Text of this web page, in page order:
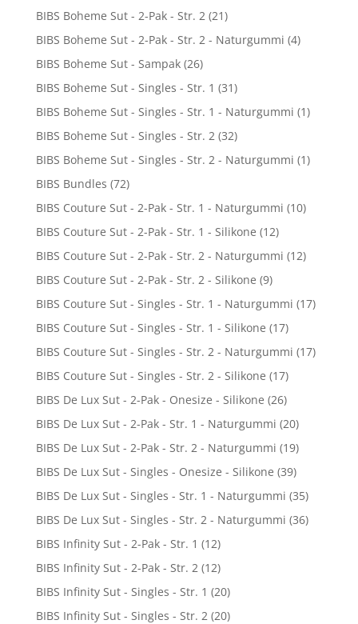
BIBS Boheme Sut - 2-Pak - Str. 2 (21)
BIBS Boheme Sut - 2-Pak - Str. 2 - Naturgummi (4)
BIBS Boheme Sut - Sampak (26)
BIBS Boheme Sut - Singles - Str. 1 (31)
BIBS Boheme Sut - Singles - Str. 1 - Naturgummi (1)
BIBS Boheme Sut - Singles - Str. 2 (32)
BIBS Boheme Sut - Singles - Str. 2 - Naturgummi (1)
BIBS Bundles (72)
BIBS Couture Sut - 2-Pak - Str. 1 - Naturgummi (10)
BIBS Couture Sut - 2-Pak - Str. 1 - Silikone (12)
BIBS Couture Sut - 2-Pak - Str. 2 - Naturgummi (12)
BIBS Couture Sut - 2-Pak - Str. 2 - Silikone (9)
BIBS Couture Sut - Singles - Str. 1 - Naturgummi (17)
BIBS Couture Sut - Singles - Str. 1 - Silikone (17)
BIBS Couture Sut - Singles - Str. 2 - Naturgummi (17)
BIBS Couture Sut - Singles - Str. 2 - Silikone (17)
BIBS De Lux Sut - 2-Pak - Onesize - Silikone (26)
BIBS De Lux Sut - 2-Pak - Str. 1 - Naturgummi (20)
BIBS De Lux Sut - 2-Pak - Str. 2 - Naturgummi (19)
BIBS De Lux Sut - Singles - Onesize - Silikone (39)
BIBS De Lux Sut - Singles - Str. 1 - Naturgummi (35)
BIBS De Lux Sut - Singles - Str. 2 - Naturgummi (36)
BIBS Infinity Sut - 2-Pak - Str. 1 (12)
BIBS Infinity Sut - 2-Pak - Str. 2 (12)
BIBS Infinity Sut - Singles - Str. 1 (20)
BIBS Infinity Sut - Singles - Str. 2 (20)